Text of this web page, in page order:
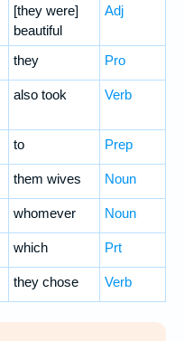
[they were]
beautiful
Adj
they Pro
also took Verb
to Prep
them wives Noun
whomever Noun
which Prt
they chose Verb